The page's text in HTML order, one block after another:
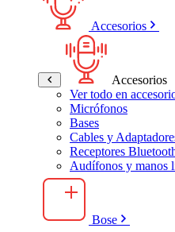
Accesorios
Accesorios
Ver todo en
Micrófonos
Bases
Cables y
Receptores
Audífonos y manos
Bose